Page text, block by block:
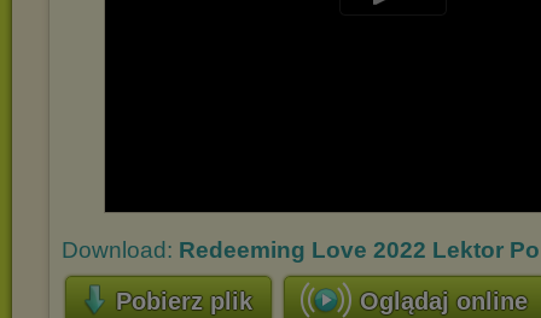
Download: Redeeming Love 2022 Lektor
Pobierz plik Oglądaj online